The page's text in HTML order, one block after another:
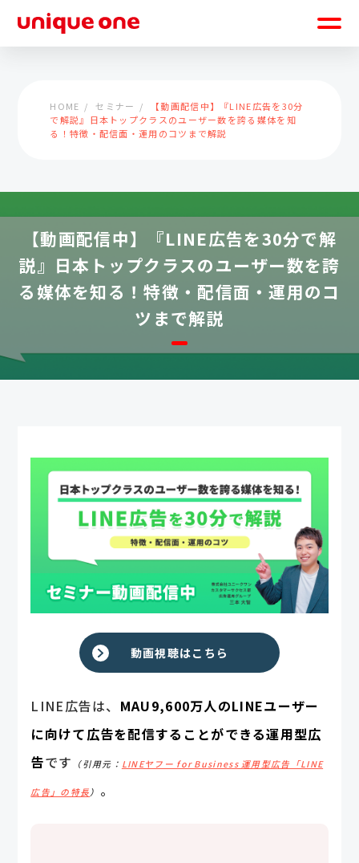
HOME セミナー
【動画配信中】『LINE広告を30分
で解説』日本トップクラスのユーザー数を誇る媒体を知
る！特徴・配信面・運用のコツまで解説
【動画配信中】『LINE広告を30分で解
説』日本トップクラスのユーザー数を誇
る媒体を知る！特徴・配信面・運用のコ
ツまで解説
動画視聴はこちら
LINE広告は、 MAU9,600万人のLINEユーザー
に向けて広告を配信することができる運用型広
告です （引用元： LINEヤフー for Business 運用型広告「LINE
広告」の特長） 。